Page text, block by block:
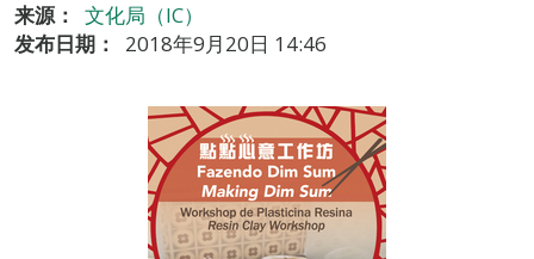
来源：
文化局（IC）
发布日期：
2018年9月20日 14:46